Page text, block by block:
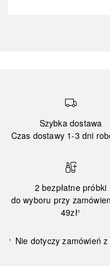
Szybka dostawa
Czas dostawy 1-3 dni
2 bezpłatne próbki
do wyboru przy
49zł¹
¹ Nie dotyczy zamówień